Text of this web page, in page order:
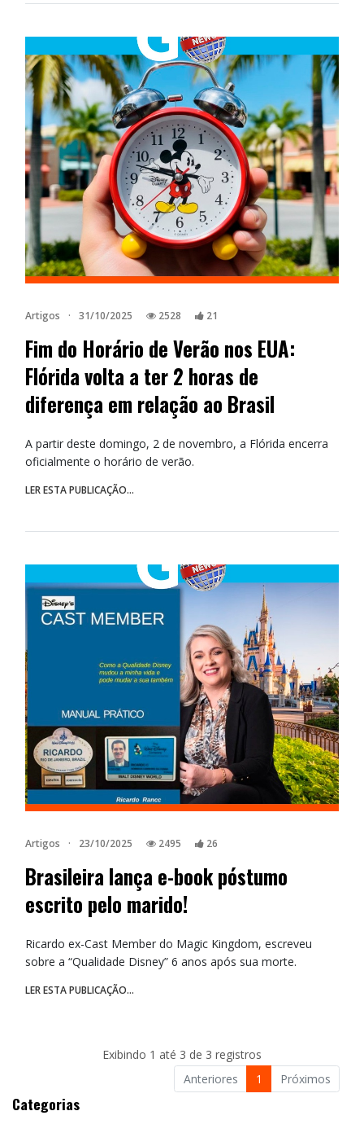
Artigos · 31/10/2025 2528 21
Fim do Horário de Verão nos EUA:
Flórida volta a ter 2 horas de
diferença em relação ao Brasil
A partir deste domingo, 2 de novembro, a Flórida encerra
oficialmente o horário de verão.
LER ESTA PUBLICAÇÃO...
Artigos · 23/10/2025 2495 26
Brasileira lança e-book póstumo
escrito pelo marido!
Ricardo ex-Cast Member do Magic Kingdom, escreveu
sobre a “Qualidade Disney” 6 anos após sua morte.
LER ESTA PUBLICAÇÃO...
Exibindo 1 até 3 de 3 registros
Anteriores
1 Próximos
Categorias